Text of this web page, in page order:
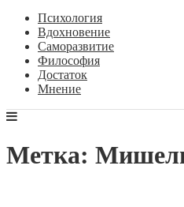
Психология
Вдохновение
Саморазвитие
Философия
Достаток
Мнение
Метка: